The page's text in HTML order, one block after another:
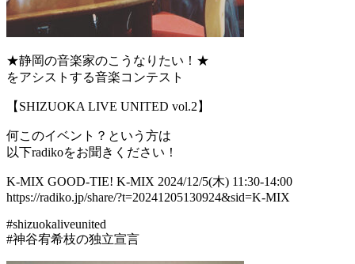
★静岡の音楽家のこうなりたい！★
をアシストする音楽コンテスト
【SHIZUOKA LIVE UNITED vol.2】
何このイベント？という方は
以下radikoをお聞きください！
K-MIX GOOD-TIE! K-MIX 2024/12/5(木) 11:30-14:00
https://radiko.jp/share/?t=20241205130924&sid=K-MIX
#shizuokaliveunited
#神谷宥希枝の独立宣言